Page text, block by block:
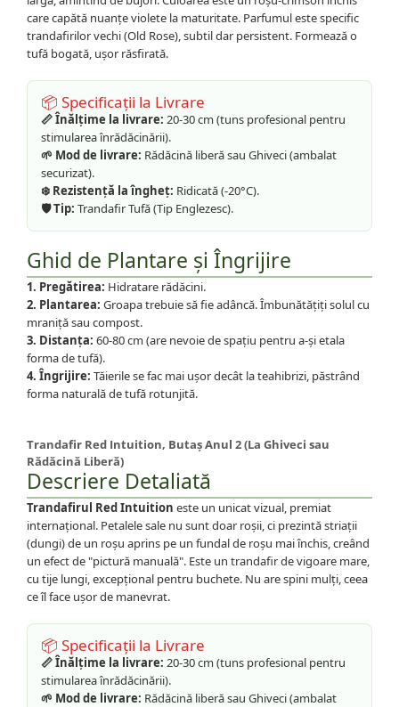
care capătă nuanțe violete la maturitate. Parfumul este specific
trandafirilor vechi (Old Rose), subtil dar persistent. Formează o
tufă bogată, ușor răsfirată.
📦 Specificații la Livrare
📏 Înălțime la livrare: 20-30 cm (tuns profesional pentru
stimularea înrădăcinării).
🌱 Mod de livrare: Rădăcină liberă sau Ghiveci (ambalat
securizat).
❄️ Rezistență la îngheț: Ridicată (-20°C).
🛡️ Tip: Trandafir Tufă (Tip Englezesc).
Ghid de Plantare și Îngrijire
1. Pregătirea: Hidratare rădăcini.
2. Plantarea: Groapa trebuie să fie adâncă. Îmbunătățiți solul cu
mraniță sau compost.
3. Distanța: 60-80 cm (are nevoie de spațiu pentru a-și etala
forma de tufă).
4. Îngrijire: Tăierile se fac mai ușor decât la teahibrizi, păstrând
forma naturală de tufă rotunjită.
Trandafir Red Intuition, Butaș Anul 2 (La Ghiveci sau
Rădăcină Liberă)
Descriere Detaliată
Trandafirul Red Intuition este un unicat vizual, premiat
internațional. Petalele sale nu sunt doar roșii, ci prezintă striații
(dungi) de un roșu aprins pe un fundal de roșu mai închis, creând
un efect de "pictură manuală". Este un trandafir de vigoare mare,
cu tije lungi, excepțional pentru buchete. Nu are spini mulți, ceea
ce îl face ușor de manevrat.
📦 Specificații la Livrare
📏 Înălțime la livrare: 20-30 cm (tuns profesional pentru
stimularea înrădăcinării).
🌱 Mod de livrare: Rădăcină liberă sau Ghiveci (ambalat